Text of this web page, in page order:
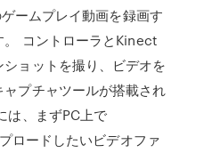
ームプレイ動画を録画す
。 コントローラとKinect
ョットを撮り、ビデオを
プチャツールが搭載され
は、まずPC上で
ロードしたいビデオファ